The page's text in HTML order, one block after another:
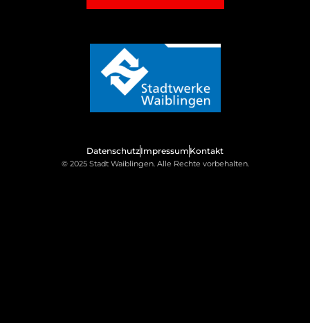
DatenschutzImpressum Kontakt
© 2025 Stadt Waiblingen. Alle Rechte vorbehalten.